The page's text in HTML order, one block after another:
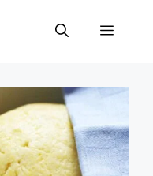
Menu